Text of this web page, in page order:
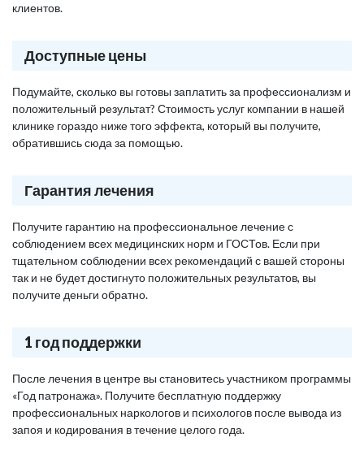
клиентов.
Доступные цены
Подумайте, сколько вы готовы заплатить за профессионализм и
положительный результат? Стоимость услуг компании в нашей
клинике гораздо ниже того эффекта, который вы получите,
обратившись сюда за помощью.
Гарантия лечения
Получите гарантию на профессиональное лечение с
соблюдением всех медицинских норм и ГОСТов. Если при
тщательном соблюдении всех рекомендаций с вашей стороны
так и не будет достигнуто положительных результатов, вы
получите деньги обратно.
1 год поддержки
После лечения в центре вы становитесь участником программы
«Год патронажа». Получите бесплатную поддержку
профессиональных наркологов и психологов после вывода из
запоя и кодирования в течение целого года.